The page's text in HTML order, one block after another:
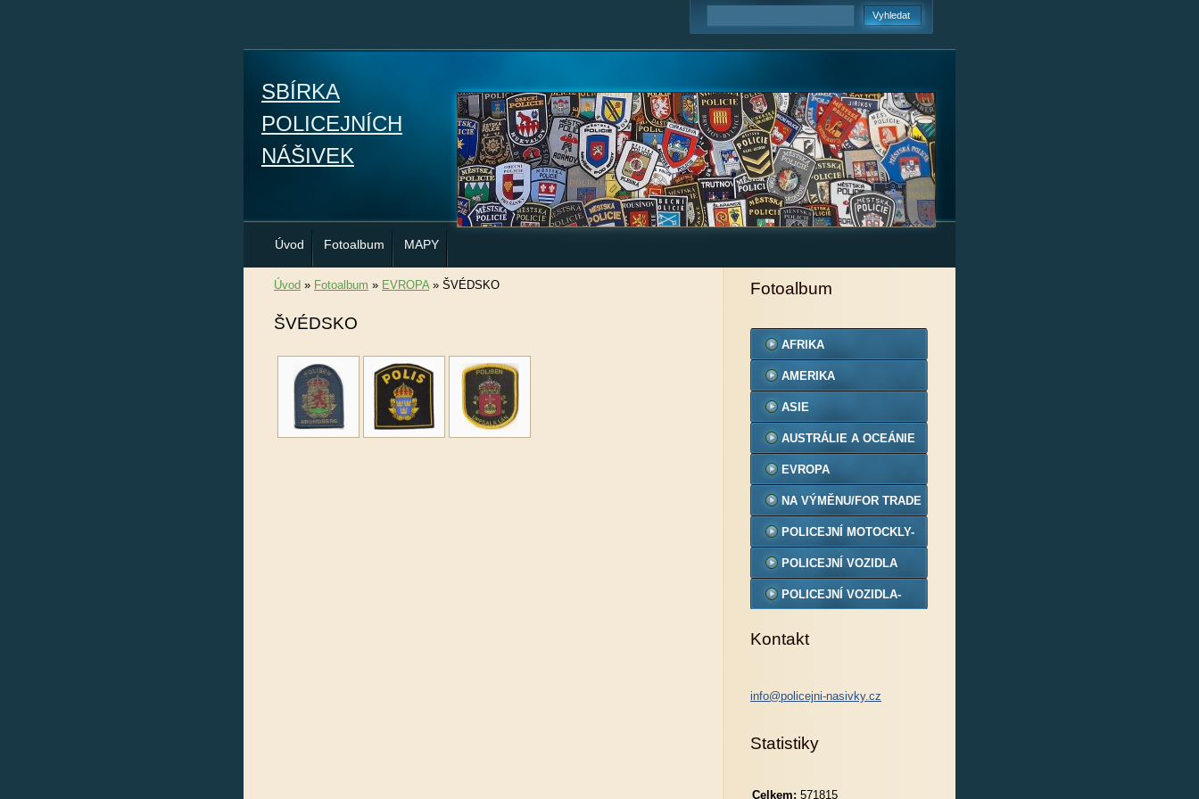
SBÍRKA
POLICEJNÍCH
NÁŠIVEK
Úvod Fotoalbum MAPY
Úvod » Fotoalbum » EVROPA» ŠVÉDSKO
ŠVÉDSKO
Fotoalbum
AFRIKA
AMERIKA
ASIE
AUSTRÁLIE A OCEÁNIE
EVROPA
NA VÝMĚNU/FOR TRADE
POLICEJNÍ MOTOCKLY-
MODELY
POLICEJNÍ VOZIDLA
POLICEJNÍ VOZIDLA-
Kontakt
info@policejni-nasivky.cz
Statistiky
Celkem: 571815